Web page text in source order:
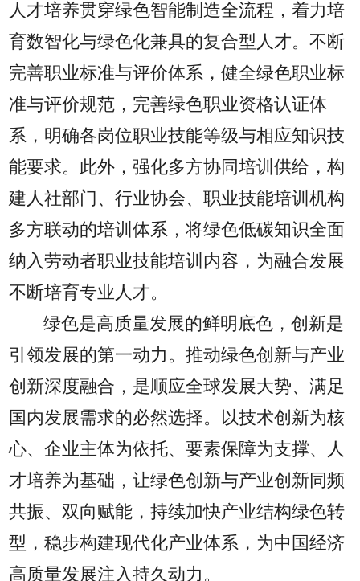
人才培养贯穿绿色智能制造全流程，着力培
育数智化与绿色化兼具的复合型人才。不断
完善职业标准与评价体系，健全绿色职业标
准与评价规范，完善绿色职业资格认证体
系，明确各岗位职业技能等级与相应知识技
能要求。此外，强化多方协同培训供给，构
建人社部门、行业协会、职业技能培训机构
多方联动的培训体系，将绿色低碳知识全面
纳入劳动者职业技能培训内容，为融合发展
不断培育专业人才。
绿色是高质量发展的鲜明底色，创新是
引领发展的第一动力。推动绿色创新与产业
创新深度融合，是顺应全球发展大势、满足
国内发展需求的必然选择。以技术创新为核
心、企业主体为依托、要素保障为支撑、人
才培养为基础，让绿色创新与产业创新同频
共振、双向赋能，持续加快产业结构绿色转
型，稳步构建现代化产业体系，为中国经济
高质量发展注入持久动力。